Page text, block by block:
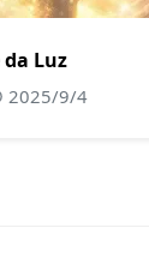
da Luz
2025/9/4